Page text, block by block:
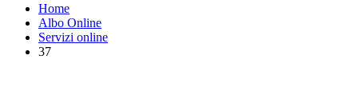
Home
Albo Online
Servizi online
37